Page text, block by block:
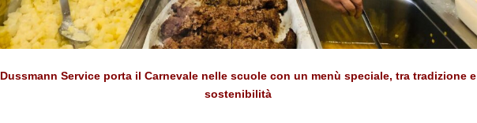
Dussmann Service porta il Carnevale nelle scuole con un menù speciale, tra tradizione e
sostenibilità